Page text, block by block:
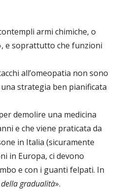
armi chimiche, o
e soprattutto che funzioni
all’omeopatia non sono
strategia ben pianificata
demolire una medicina
e che viene praticata da
in Italia (sicuramente
in Europa, ci devono
e con i guanti felpati. In
gradualità».